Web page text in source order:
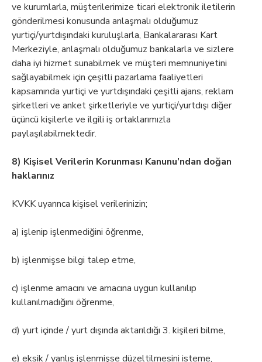
ve kurumlarla, müşterilerimize ticari elektronik iletilerin
gönderilmesi konusunda anlaşmalı olduğumuz
yurtiçi/yurtdışındaki kuruluşlarla, Bankalararası Kart
Merkeziyle, anlaşmalı olduğumuz bankalarla ve sizlere
daha iyi hizmet sunabilmek ve müşteri memnuniyetini
sağlayabilmek için çeşitli pazarlama faaliyetleri
kapsamında yurtiçi ve yurtdışındaki çeşitli ajans, reklam
şirketleri ve anket şirketleriyle ve yurtiçi/yurtdışı diğer
üçüncü kişilerle ve ilgili iş ortaklarımızla
paylaşılabilmektedir.
8) Kişisel Verilerin Korunması Kanunu’ndan doğan
haklarınız
KVKK uyarınca kişisel verilerinizin;
a) işlenip işlenmediğini öğrenme,
b) işlenmişse bilgi talep etme,
c) işlenme amacını ve amacına uygun kullanılıp
kullanılmadığını öğrenme,
d) yurt içinde / yurt dışında aktarıldığı 3. kişileri bilme,
e) eksik / yanlış işlenmişse düzeltilmesini isteme,